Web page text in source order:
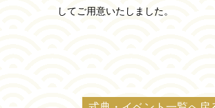
してご用意いたしました。